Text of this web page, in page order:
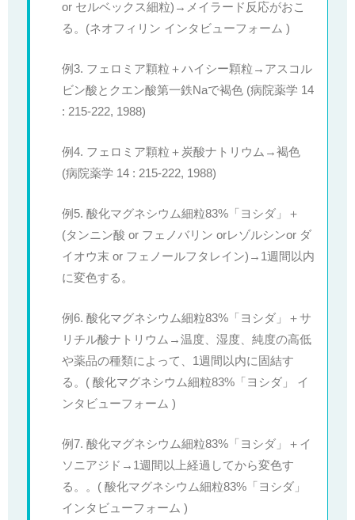
or セルベックス細粒)→メイラード反応がおこ
る。(ネオフィリン インタビューフォーム )
例3. フェロミア顆粒＋ハイシー顆粒→アスコル
ビン酸とクエン酸第一鉄Naで褐色 (病院薬学 14
: 215-222, 1988)
例4. フェロミア顆粒＋炭酸ナトリウム→褐色
(病院薬学 14 : 215-222, 1988)
例5. 酸化マグネシウム細粒83%「ヨシダ」＋
(タンニン酸 or フェノバリン orレゾルシンor ダ
イオウ末 or フェノールフタレイン)→1週間以内
に変色する。
例6. 酸化マグネシウム細粒83%「ヨシダ」＋サ
リチル酸ナトリウム→温度、湿度、純度の高低
や薬品の種類によって、1週間以内に固結す
る。( 酸化マグネシウム細粒83%「ヨシダ」 イ
ンタビューフォーム )
例7. 酸化マグネシウム細粒83%「ヨシダ」＋イ
ソニアジド→1週間以上経過してから変色す
る。。( 酸化マグネシウム細粒83%「ヨシダ」
インタビューフォーム )